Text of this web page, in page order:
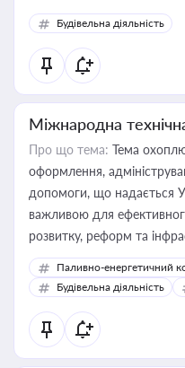
Будівельна діяльність
Міжнародна
Про що тема: Тема
оформлення,
допомоги, що надається
важливою для
розвитку, реформ та
Паливно-енергетичний
Будівельна діяльність